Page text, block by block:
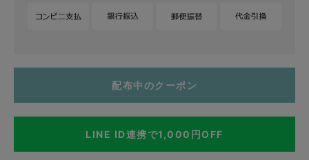
配布中のクーポン
LINE ID連携で1,000円OFF